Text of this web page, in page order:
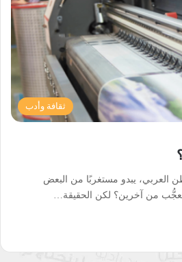
ثقافة وأدب
العربي، يبدو مستغربًا من البعض
من آخرين؟ لكن الحقيقة…